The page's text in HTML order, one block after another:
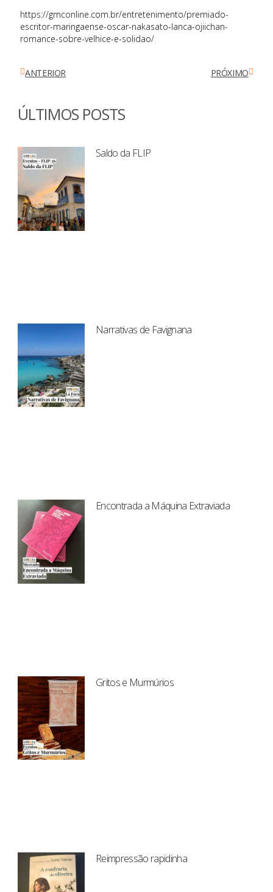
https://gmconline.com.br/entretenimento/premiado-
escritor-maringaense-oscar-nakasato-lanca-ojiichan-
romance-sobre-velhice-e-solidao/
ANTERIOR PRÓXIMO
ÚLTIMOS POSTS
Saldo da FLIP
Narrativas de Favignana
Encontrada a Máquina Extraviada
Gritos e Murmúrios
Reimpressão rapidinha